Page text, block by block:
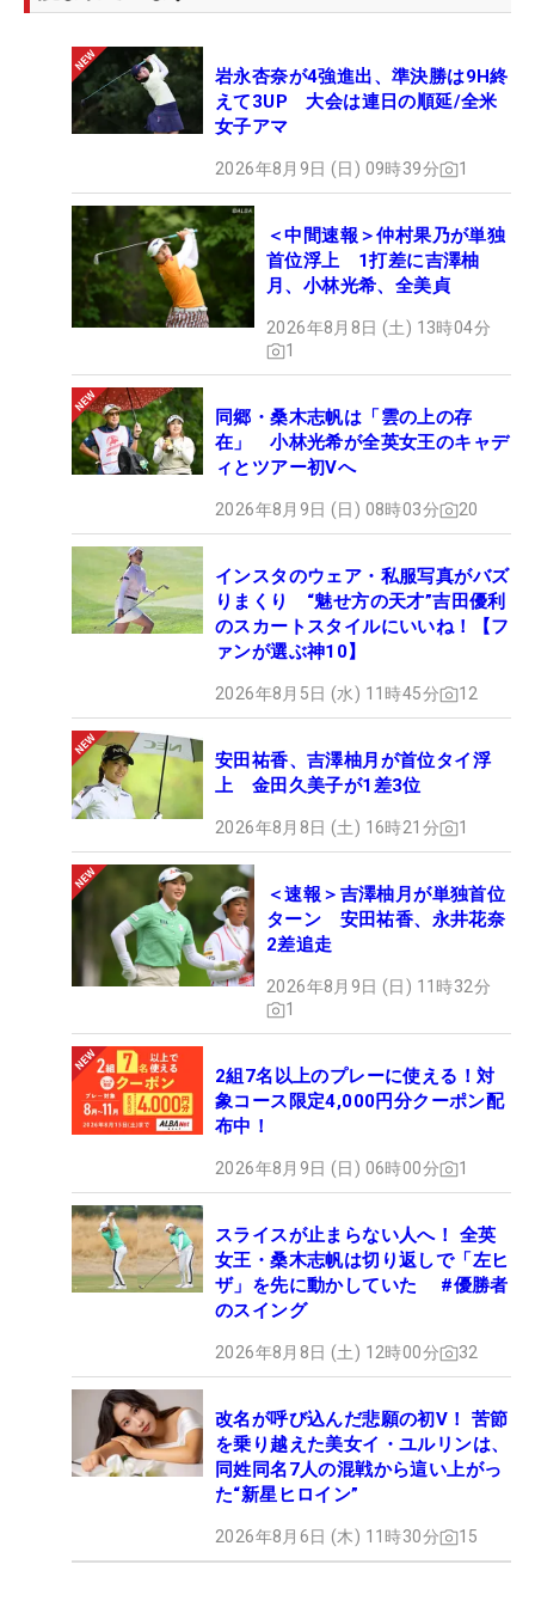
岩永杏奈が4強進出、準決勝は9H終
えて3UP 大会は連日の順延/全米
女子アマ
2026年8月9日 (日) 09時39分 1
＜中間速報＞仲村果乃が単独
首位浮上 1打差に吉澤柚
月、小林光希、全美貞
2026年8月8日 (土) 13時04分
1
同郷・桑木志帆は「雲の上の存
在」 小林光希が全英女王のキャデ
ィとツアー初Vへ
2026年8月9日 (日) 08時03分 20
インスタのウェア・私服写真がバズ
りまくり “魅せ方の天才”吉田優利
のスカートスタイルにいいね！【フ
ァンが選ぶ神10】
2026年8月5日 (水) 11時45分 12
安田祐香、吉澤柚月が首位タイ浮
上 金田久美子が1差3位
2026年8月8日 (土) 16時21分 1
＜速報＞吉澤柚月が単独首位
ターン 安田祐香、永井花奈
2差追走
2026年8月9日 (日) 11時32分
1
2組7名以上のプレーに使える！対
象コース限定4,000円分クーポン配
布中！
2026年8月9日 (日) 06時00分 1
スライスが止まらない人へ！ 全英
女王・桑木志帆は切り返しで「左ヒ
ザ」を先に動かしていた #優勝者
のスイング
2026年8月8日 (土) 12時00分 32
改名が呼び込んだ悲願の初V！ 苦節
を乗り越えた美女イ・ユルリンは、
同姓同名7人の混戦から這い上がっ
た“新星ヒロイン”
2026年8月6日 (木) 11時30分 15